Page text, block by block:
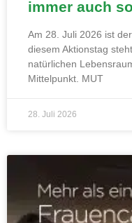
immer auch
Am 28. Juli 2026 ist
diesem Aktionstag
natürlichen
Mittelpunkt. MUT
28. Juli 2026